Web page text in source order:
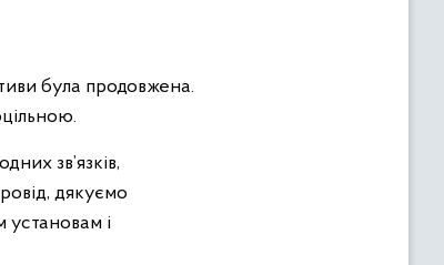
була продовжена.
зв’язків,
дякуємо
установам і